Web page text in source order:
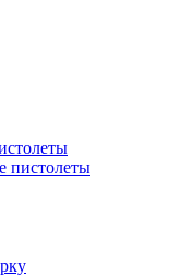
пистолеты